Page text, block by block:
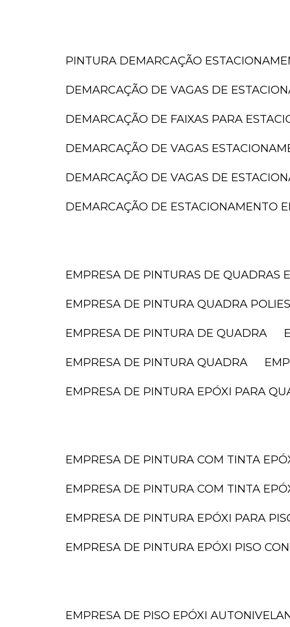
PINTURA DEMARCAÇÃO
DEMARCAÇÃO DE VAGAS DE
DEMARCAÇÃO DE FAIXAS PARA
DEMARCAÇÃO DE VAGAS
DEMARCAÇÃO DE VAGAS DE
DEMARCAÇÃO DE ESTACIONAMENTO
EMPRESA DE PINTURAS DE QUADRAS
EMPRESA DE PINTURA QUADRA
EMPRESA DE PINTURA DE QUADRA
EMPRESA DE PINTURA QUADRA
EMPRESA DE PINTURA EPÓXI PARA
EMPRESA DE PINTURA COM TINTA
EMPRESA DE PINTURA COM TINTA
EMPRESA DE PINTURA EPÓXI PARA
EMPRESA DE PINTURA EPÓXI PISO
EMPRESA DE PISO EPÓXI